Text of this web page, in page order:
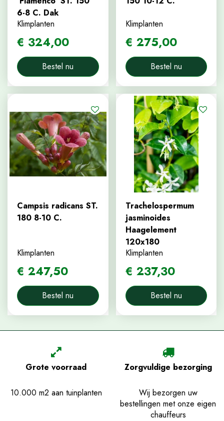
6-8 C. Dak
Klimplanten
€ 324,00
Bestel nu
Klimplanten
€ 275,00
Bestel nu
Campsis radicans ST.
180 8-10 C.
Klimplanten
€ 247,50
Bestel nu
Trachelospermum
jasminoides
Haagelement
120x180
Klimplanten
€ 237,30
Bestel nu
Grote voorraad
10.000 m2 aan tuinplanten
Zorgvuldige bezorging
Wij bezorgen uw
bestellingen met onze eigen
chauffeurs